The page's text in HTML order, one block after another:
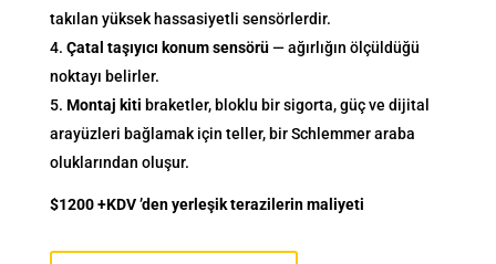
takılan yüksek hassasiyetli sensörlerdir.
Çatal taşıyıcı konum sensörü— ağırlığın ölçüldüğü
noktayı belirler.
Montaj kiti braketler, bloklu bir sigorta, güç ve dijital
arayüzleri bağlamak için teller, bir Schlemmer araba
oluklarından oluşur.
$1200 +KDV ’den yerleşik terazilerin maliyeti